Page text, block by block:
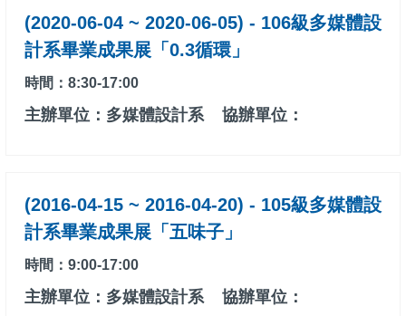
(2020-06-04 ~ 2020-06-05) - 106級多媒體設
計系畢業成果展「0.3循環」
時間：8:30-17:00
主辦單位：多媒體設計系 協辦單位：
(2016-04-15 ~ 2016-04-20) - 105級多媒體設
計系畢業成果展「五味子」
時間：9:00-17:00
主辦單位：多媒體設計系 協辦單位：